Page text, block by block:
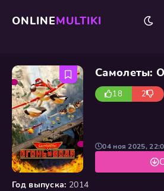
ONLINEMULTIKI
Самолеты:
18 2
Год выпуска: 2014
04 ноя 2025,